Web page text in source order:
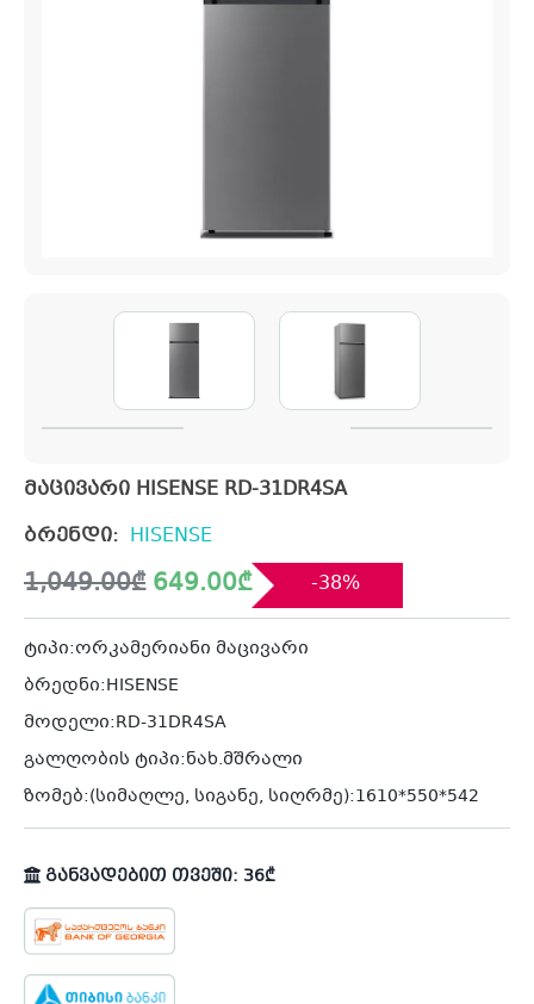
მაცივარი HISENSE RD-31DR4SA
ბრენდი: HISENSE
1,049.00₾
Original
was:
1,049.00₾.
649.00₾
Current
is:
649.00₾.
-38%
ტიპი:ორკამერიანი მაცივარი
ბრედნი:HISENSE
მოდელი:RD-31DR4SA
გალღობის ტიპი:ნახ.მშრალი
ზომებ:(სიმაღლე, სიგანე, სიღრმე):1610*550*542
განვადებით თვეში: 36₾